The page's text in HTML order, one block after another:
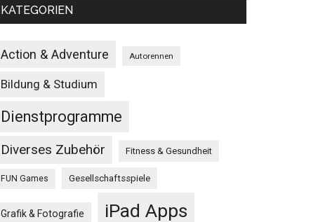
KATEGORIEN
Action & Adventure Autorennen
Bildung & Studium
Dienstprogramme
Diverses Zubehör Fitness & Gesundheit
FUN Games Gesellschaftsspiele
Grafik & Fotografie iPad Apps